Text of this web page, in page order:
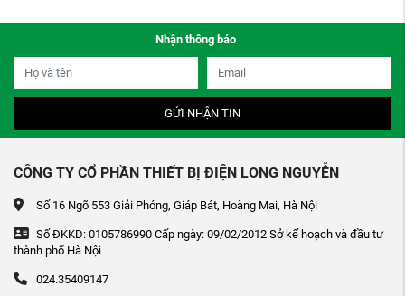
Nhận thông báo
GỬI NHẬN TIN
CÔNG TY CỔ PHẦN THIẾT BỊ ĐIỆN LONG NGUYỄN
Số 16 Ngõ 553 Giải Phóng, Giáp Bát, Hoàng Mai, Hà Nội
Số ĐKKD: 0105786990 Cấp ngày: 09/02/2012 Sở kế hoạch và đầu tư
thành phố Hà Nội
024.35409147